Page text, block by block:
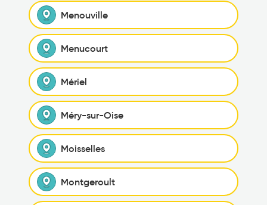
Menouville
Menucourt
Mériel
Méry-sur-Oise
Moisselles
Montgeroult